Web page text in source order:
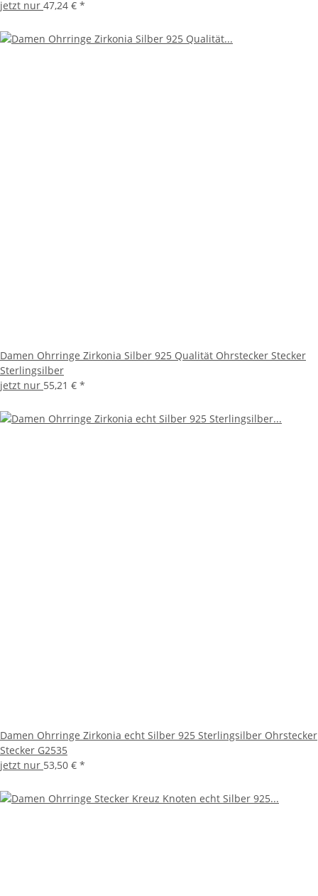
jetzt nur 47,24 € *
Damen Ohrringe Zirkonia Silber 925 Qualität Ohrstecker Stecker
Sterlingsilber
jetzt nur 55,21 € *
Damen Ohrringe Zirkonia echt Silber 925 Sterlingsilber Ohrstecker
Stecker G2535
jetzt nur 53,50 € *